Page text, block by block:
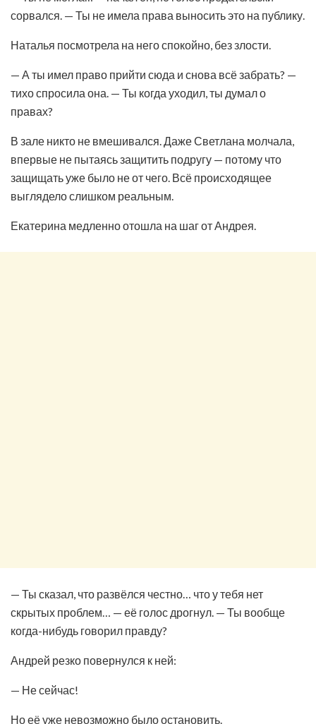
сорвался. — Ты не имела права выносить это на публику.
Наталья посмотрела на него спокойно, без злости.
— А ты имел право прийти сюда и снова всё забрать? —
тихо спросила она. — Ты когда уходил, ты думал о
правах?
В зале никто не вмешивался. Даже Светлана молчала,
впервые не пытаясь защитить подругу — потому что
защищать уже было не от чего. Всё происходящее
выглядело слишком реальным.
Екатерина медленно отошла на шаг от Андрея.
— Ты сказал, что развёлся честно… что у тебя нет
скрытых проблем… — её голос дрогнул. — Ты вообще
когда-нибудь говорил правду?
Андрей резко повернулся к ней:
— Не сейчас!
Но её уже невозможно было остановить.